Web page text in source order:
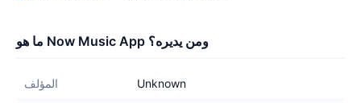
ما هو Now Music App ومن يديره؟
المؤلف Unknown